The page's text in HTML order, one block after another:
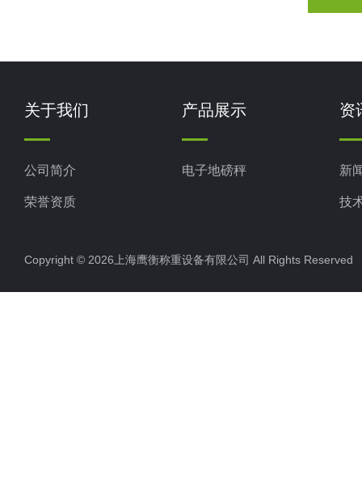
关于我们
公司简介
荣誉资质
产品展示
电子地磅秤
资
新
技
Copyright © 2026上海鹰衡称重设备有限公司 All Rights